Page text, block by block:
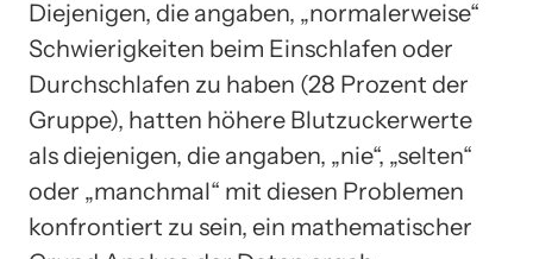
Diejenigen, die angaben, „normalerweise“
Schwierigkeiten beim Einschlafen oder
Durchschlafen zu haben (28 Prozent der
Gruppe), hatten höhere Blutzuckerwerte
als diejenigen, die angaben, „nie“, „selten“
oder „manchmal“ mit diesen Problemen
konfrontiert zu sein, ein mathematischer